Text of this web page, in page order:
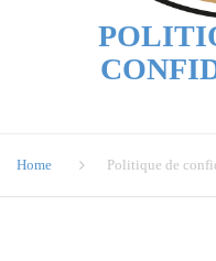
Home Politique de